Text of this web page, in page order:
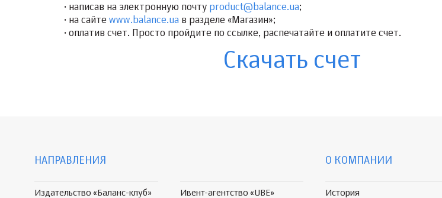
· написав на электронную почту product@balance.ua;
· на сайте www.balance.uaв разделе «Магазин»;
· оплатив счет. Просто пройдите по ссылке, распечатайте и оплатите счет.
Скачать счет
НАПРАВЛЕНИЯ
Издательство «Баланс-клуб» Ивент-агентство «UBE»
О КОМПАНИИ
История